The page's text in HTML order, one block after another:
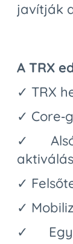
javítják
A TRX
✓ TRX
✓
✓
✓
✓
✓